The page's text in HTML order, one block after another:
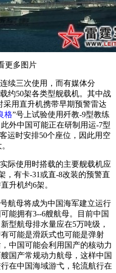
更多图片
三次使用，而有媒体分
约50架各类型舰载机。其中战
用直升机携带早期预警雷达
格”号上试验使用歼教-9型教练
外中国可能正在研制用运-7型
运时安排50个座位，因此用空
使用时搭载的主要舰载机应
，有卡-31或直-8改装的预警直
升机约6架。
母将成为中国海军建立运行
能拥有3--6艘航母。目前中国
型航母排水量应在5万吨级，
可能是滑跃式也可能是弹射
中国可能会利用国产的核动力
国产常规动力航母，这样中国
在中国海域游弋，轮流航行在